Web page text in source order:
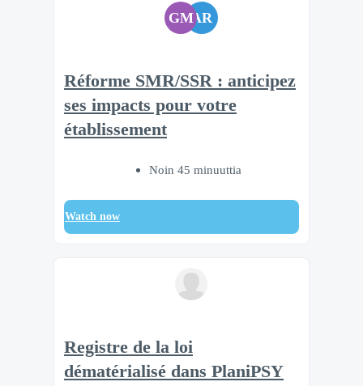
GMAR
Réforme SMR/SSR : anticipez
ses impacts pour votre
établissement
Noin 45 minuuttia
Watch now
Registre de la loi
dématérialisé dans PlaniPSY